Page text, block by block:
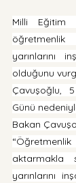
Milli Eğitim
yarınlarını
olduğunu
Çavuşoğlu,
Günü
Bakan
aktarmakla
yarınlarını